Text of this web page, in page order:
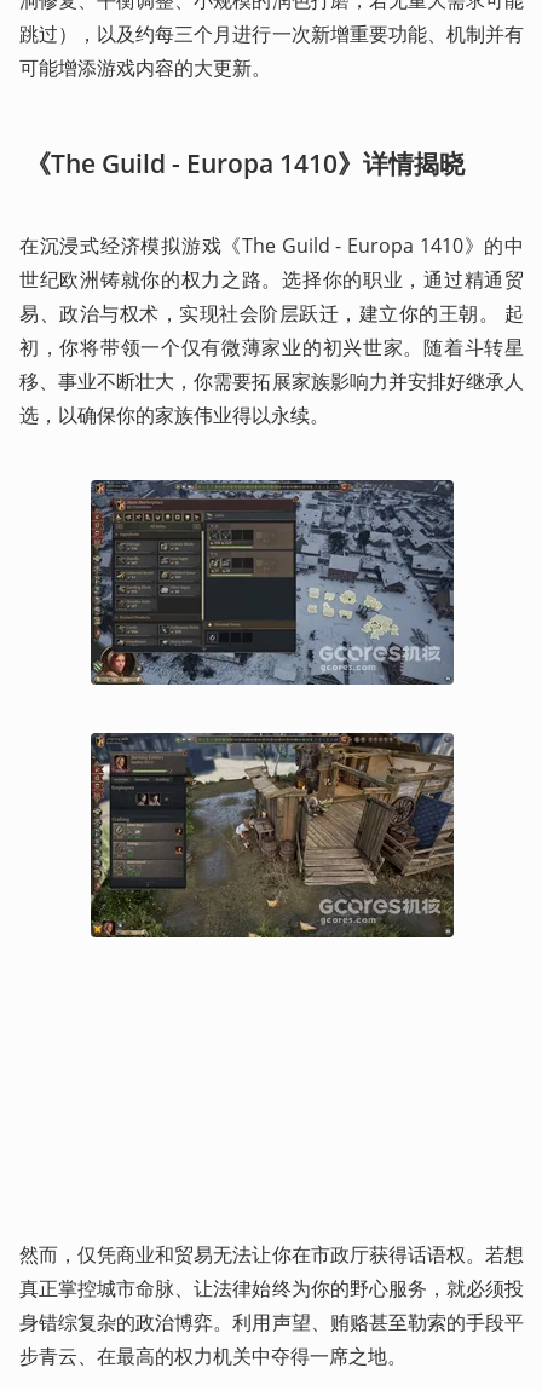
跳过），以及约每三个月进行一次新增重要功能、机制并有
可能增添游戏内容的大更新。
《The Guild - Europa 1410》详情揭晓
在沉浸式经济模拟游戏《The Guild - Europa 1410》的中
世纪欧洲铸就你的权力之路。选择你的职业，通过精通贸
易、政治与权术，实现社会阶层跃迁，建立你的王朝。 起
初，你将带领一个仅有微薄家业的初兴世家。随着斗转星
移、事业不断壮大，你需要拓展家族影响力并安排好继承人
选，以确保你的家族伟业得以永续。
然而，仅凭商业和贸易无法让你在市政厅获得话语权。若想
真正掌控城市命脉、让法律始终为你的野心服务，就必须投
身错综复杂的政治博弈。利用声望、贿赂甚至勒索的手段平
步青云、在最高的权力机关中夺得一席之地。